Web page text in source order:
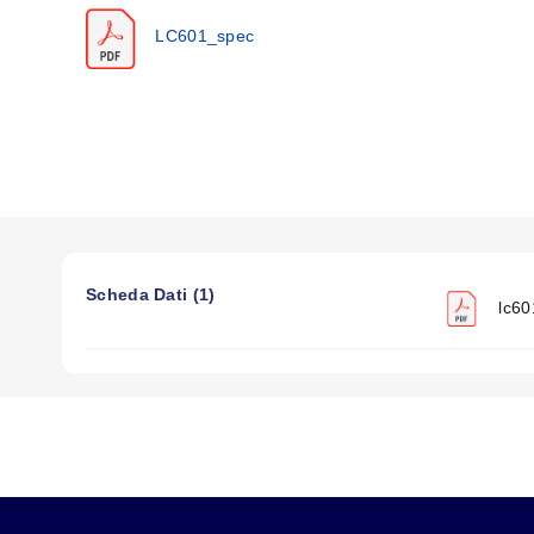
Isteresi:
Ripetibilità:± 0,02% FSO
Bilanciamento a zero:
Resistenza di ingresso:
LC601_spec
Scheda Dati (1)